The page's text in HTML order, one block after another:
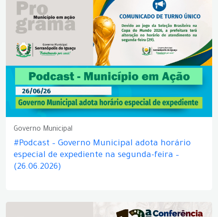
Governo Municipal
#Podcast – Governo Municipal adota horário
especial de expediente na segunda-feira –
(26.06.2026)